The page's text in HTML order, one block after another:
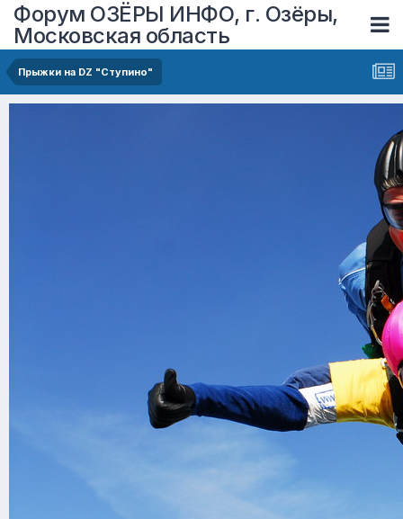
Форум ОЗЁРЫ ИНФО, г. Озёры,
Московская область
Прыжки на DZ "Ступино"